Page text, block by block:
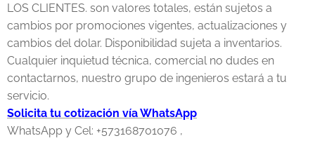
LOS CLIENTES. son valores totales, están sujetos a
cambios por promociones vigentes, actualizaciones y
cambios del dolar. Disponibilidad sujeta a inventarios.
Cualquier inquietud técnica, comercial no dudes en
contactarnos, nuestro grupo de ingenieros estará a tu
servicio.
Solicita tu cotización vía WhatsApp
WhatsApp y Cel: +573168701076 ,